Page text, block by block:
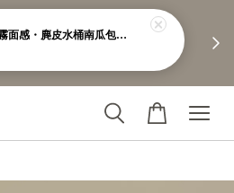
𝐧𝐞𝐰𝐚𝐧𝐚 韓系霧面感・麂皮水桶南瓜包｜通勤日常包｜高級皮革｜現貨＋預購【nk62】